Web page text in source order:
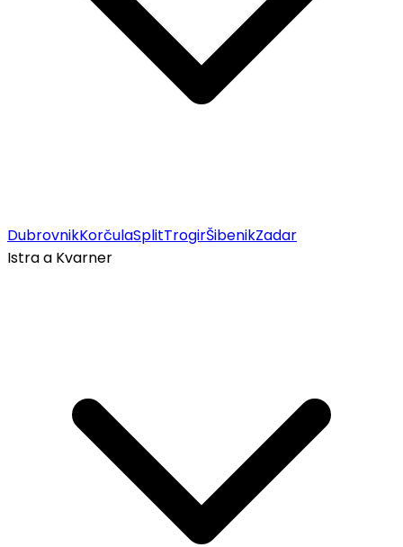
DubrovnikKorčulaSplitTrogirŠibenikZadar
Istra a Kvarner